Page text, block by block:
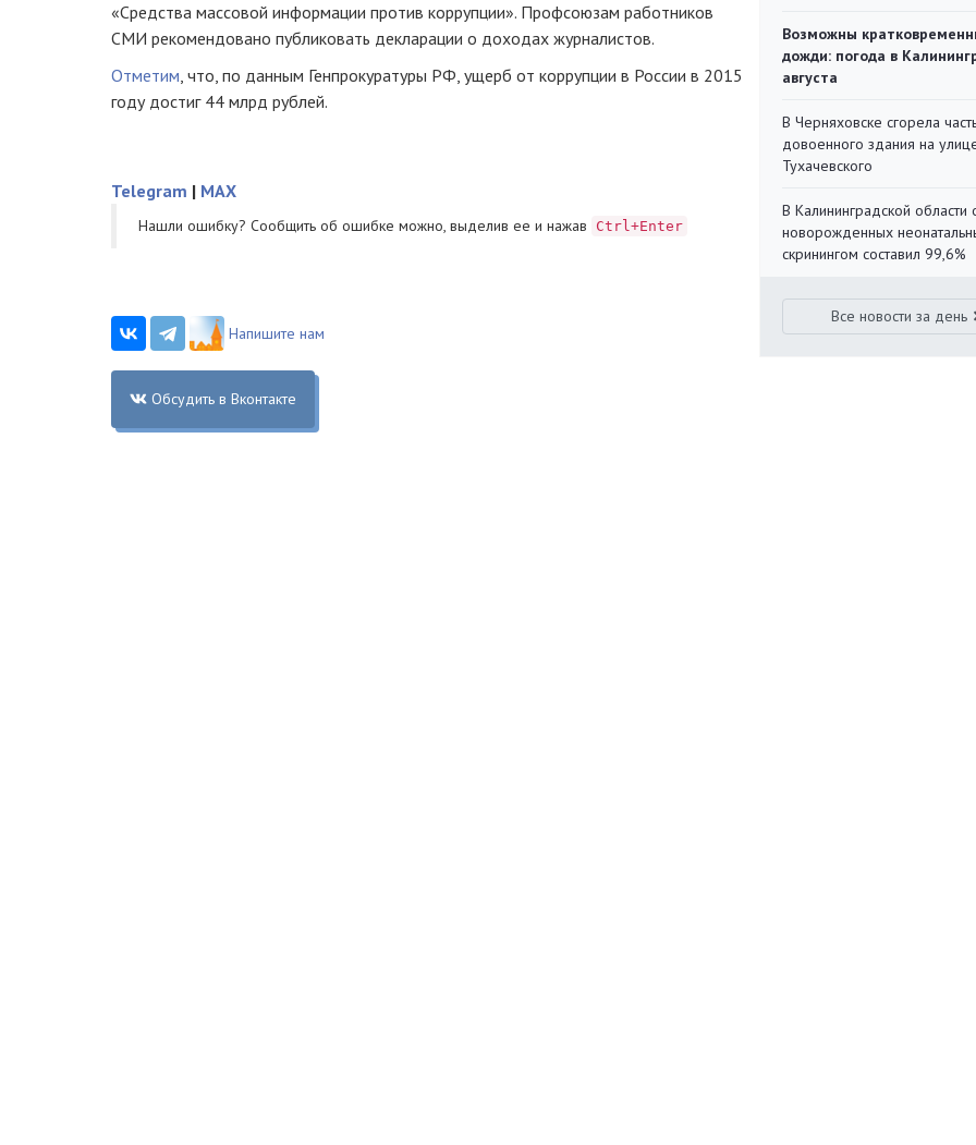
«Средства массовой информации против коррупции». Профсоюзам работников
СМИ рекомендовано публиковать декларации о доходах журналистов.
Отметим, что, по данным Генпрокуратуры РФ, ущерб от коррупции в России в 2015
году достиг 44 млрд рублей.
Telegram | MAX
Нашли ошибку? Cообщить об ошибке можно, выделив ее и нажав Ctrl+Enter
Напишите нам
Обсудить в Вконтакте
Возможны
дожди: погода в
августа
В Черняховске сгорела
довоенного здания на
Тухачевского
В Калининградской области
новорожденных
скринингом составил 99,6%
Все новости за день